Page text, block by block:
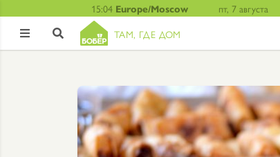
15:04 Europe/Moscow пт, 7 августа
  ТАМ, ГДЕ ДОМ